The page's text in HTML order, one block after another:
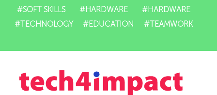
#SOFT SKILLS
#HARDWARE
#HARDWARE
#TECHNOLOGY
#EDUCATION #TEAMWORK